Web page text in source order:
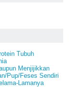
Tubuh
Menjijikkan
Pup/Feses Sendiri
Lamanya